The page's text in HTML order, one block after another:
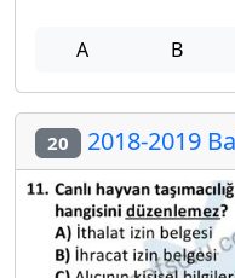
A B
20 2018-2019